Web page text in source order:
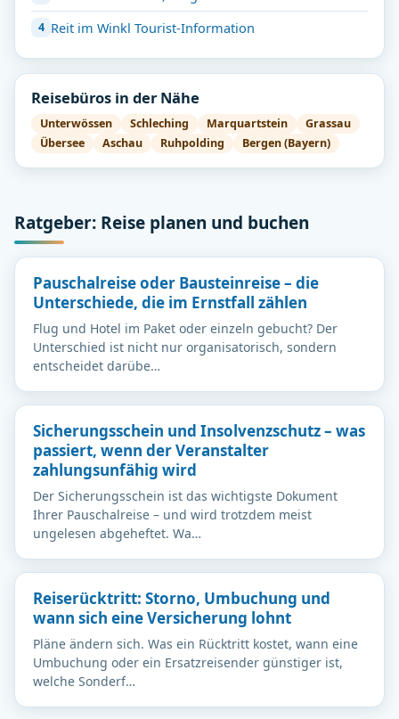
Reit im Winkl Tourist-Information
Reisebüros in der Nähe
Unterwössen Schleching Marquartstein
Grassau
Übersee
Aschau Ruhpolding Bergen (Bayern)
Ratgeber: Reise planen und buchen
Pauschalreise oder Bausteinreise – die
Unterschiede, die im Ernstfall zählen
Flug und Hotel im Paket oder einzeln gebucht? Der
Unterschied ist nicht nur organisatorisch, sondern
entscheidet darübe…
Sicherungsschein und Insolvenzschutz – was
passiert, wenn der Veranstalter
zahlungsunfähig wird
Der Sicherungsschein ist das wichtigste Dokument
Ihrer Pauschalreise – und wird trotzdem meist
ungelesen abgeheftet. Wa…
Reiserücktritt: Storno, Umbuchung und
wann sich eine Versicherung lohnt
Pläne ändern sich. Was ein Rücktritt kostet, wann eine
Umbuchung oder ein Ersatzreisender günstiger ist,
welche Sonderf…